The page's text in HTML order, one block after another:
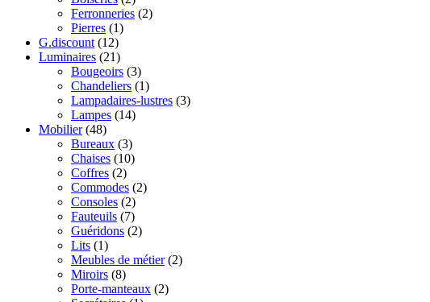
Ferronneries (2)
Pierres (1)
G.discount (12)
Luminaires (21)
Bougeoirs (3)
Chandeliers (1)
Lampadaires-lustres (3)
Lampes (14)
Mobilier (48)
Bureaux (3)
Chaises (10)
Coffres (2)
Commodes (2)
Consoles (2)
Fauteuils (7)
Guéridons (2)
Lits (1)
Meubles de métier (2)
Miroirs (8)
Porte-manteaux (2)